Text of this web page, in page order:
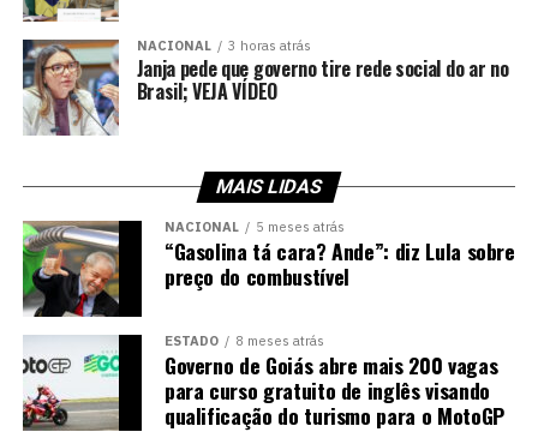
NACIONAL 3 horas atrás
Janja pede que governo tire rede social do ar no
Brasil; VEJA VÍDEO
MAIS LIDAS
NACIONAL 5 meses atrás
“Gasolina tá cara? Ande”: diz Lula sobre
preço do combustível
ESTADO 8 meses atrás
Governo de Goiás abre mais 200 vagas
para curso gratuito de inglês visando
qualificação do turismo para o MotoGP